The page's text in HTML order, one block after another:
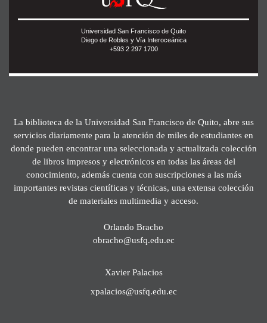
Universidad San Francisco de Quito
Diego de Robles y Vía Interoceánica
+593 2 297 1700
La biblioteca de la Universidad San Francisco de Quito, abre sus
servicios diariamente para la atención de miles de estudiantes en
donde pueden encontrar una seleccionada y actualizada colección
de libros impresos y electrónicos en todas las áreas del
conocimiento, además cuenta con suscripciones a las más
importantes revistas científicas y técnicas, una extensa colección
de materiales multimedia y acceso.
Orlando Bracho
obracho@usfq.edu.ec
Xavier Palacios
xpalacios@usfq.edu.ec